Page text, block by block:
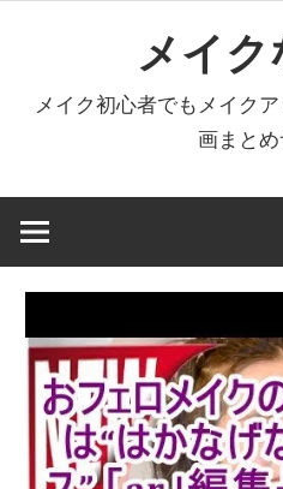
へ
キ
メイク
メイク初心者でもメイク
画まとめ